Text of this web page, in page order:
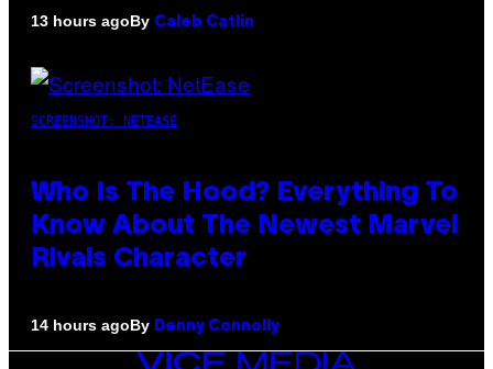
13 hours agoBy Caleb Catlin
SCREENSHOT: NETEASE
Who Is The Hood? Everything To
Know About The Newest Marvel
Rivals Character
14 hours agoBy Denny Connolly
VICE